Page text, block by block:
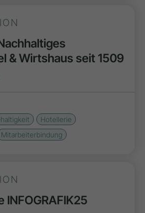
& Wirtshaus seit 1509
Hotellerie
Mitarbeiterbindung
INFOGRAFIK25